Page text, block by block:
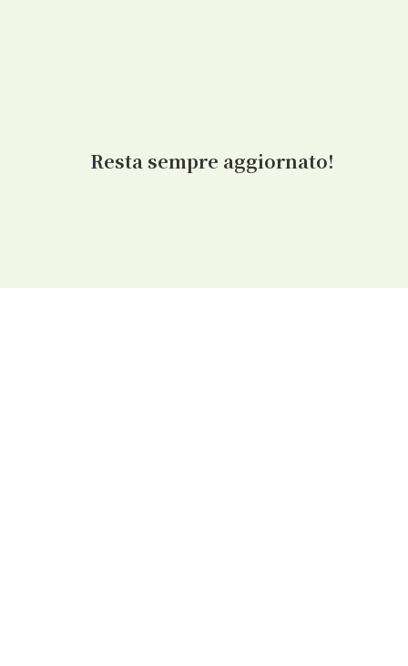
Resta sempre aggiornato!